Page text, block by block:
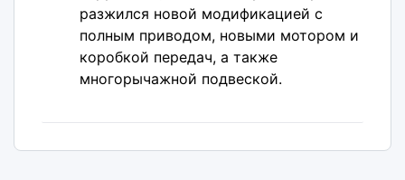
разжился новой модификацией с
полным приводом, новыми мотором и
коробкой передач, а также
многорычажной подвеской.